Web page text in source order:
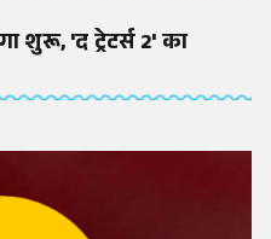
शुरू, 'द ट्रेटर्स 2' का